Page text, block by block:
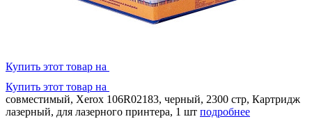
Купить этот товар на
Купить этот товар на
совместимый, Xerox 106R02183, черный, 2300 стр, Картридж
лазерный, для лазерного принтера, 1 шт подробнее